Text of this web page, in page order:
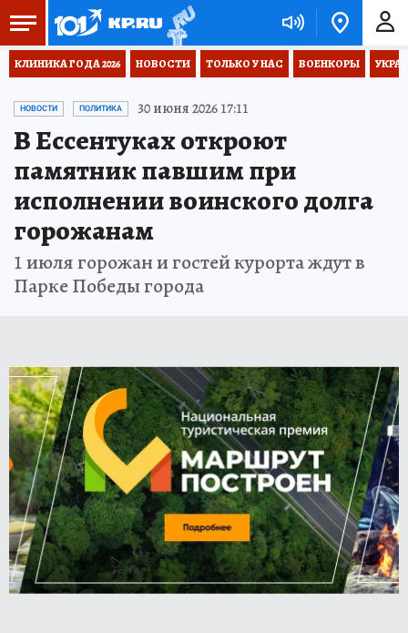
КЛИНИКА ГОДА 2026 НОВОСТИ ТОЛЬКО У НАС ВОЕНКОРЫ
НОВОСТИ ПОЛИТИКА 30 июня 2026 17:11
В Ессентуках откроют
памятник павшим при
исполнении воинского долга
горожанам
1 июля горожан и гостей курорта ждут в
Парке Победы города